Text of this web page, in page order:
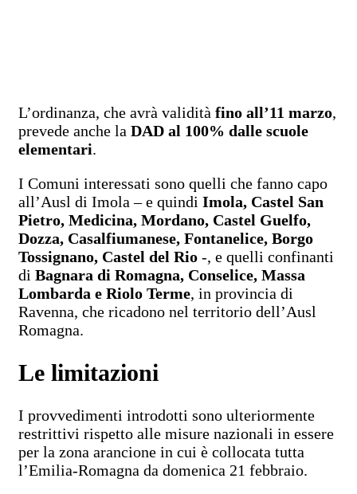
L’ordinanza, che avrà validità fino all’11 marzo,
prevede anche la DAD al 100% dalle scuole
elementari.
I Comuni interessati sono quelli che fanno capo
all’Ausl di Imola – e quindi Imola, Castel San
Pietro, Medicina, Mordano, Castel Guelfo,
Dozza, Casalfiumanese, Fontanelice, Borgo
Tossignano, Castel del Rio -, e quelli confinanti
di Bagnara di Romagna, Conselice, Massa
Lombarda e Riolo Terme, in provincia di
Ravenna, che ricadono nel territorio dell’Ausl
Romagna.
Le limitazioni
I provvedimenti introdotti sono ulteriormente
restrittivi rispetto alle misure nazionali in essere
per la zona arancione in cui è collocata tutta
l’Emilia-Romagna da domenica 21 febbraio.